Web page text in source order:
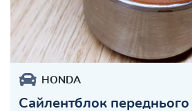
HONDA
Сайлентблок переднього